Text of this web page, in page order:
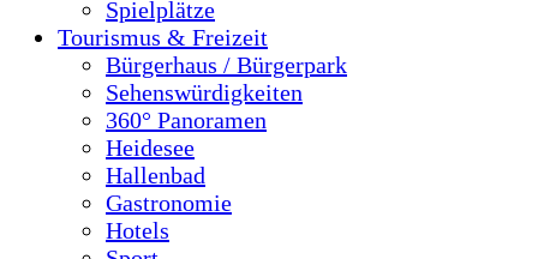
Spielplätze
Tourismus & Freizeit
Bürgerhaus / Bürgerpark
Sehenswürdigkeiten
360° Panoramen
Heidesee
Hallenbad
Gastronomie
Hotels